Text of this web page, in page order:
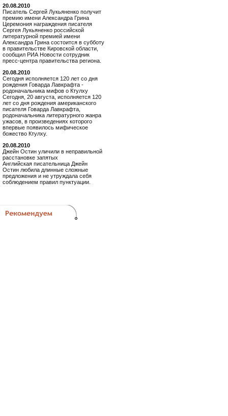
20.08.2010
Писатель Сергей Лукьяненко получит
премию имени Александра Грина
Церемония награждения писателя
Сергея Лукьяненко российской
литературной премией имени
Александра Грина состоится в субботу
в правительстве Кировской области,
сообщил РИА Новости сотрудник
пресс-центра правительства региона.
20.08.2010
Сегодня исполняется 120 лет со дня
рождения Говарда Лавкрафта -
родоначальника мифов о Ктулху
Сегодня, 20 августа, исполняется 120
лет со дня рождения американского
писателя Говарда Лавкрафта,
родоначальника литературного жанра
ужасов, в произведениях которого
впервые появилось мифическое
божество Ктулху.
20.08.2010
Джейн Остин уличили в неправильной
расстановке запятых
Английская писательница Джейн
Остин любила длинные сложные
предложения и не утруждала себя
соблюдением правил пунктуации.